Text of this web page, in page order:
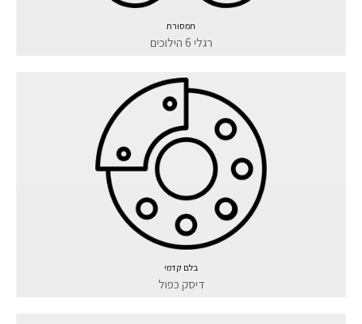
תמסורת
רגלי 6 הילוכים
בלם קדמי
דיסק כפול